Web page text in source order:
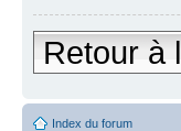
Retour à
Index du forum